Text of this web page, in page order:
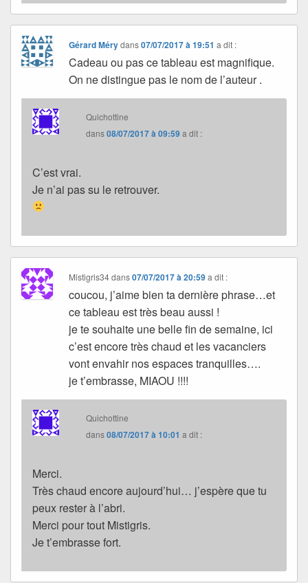
Gérard Mérydans07/07/2017 à 19:51 a dit :
Cadeau ou pas ce tableau est magnifique.
On ne distingue pas le nom de l’auteur .
Quichottine
dans08/07/2017 à 09:59a dit :
C’est vrai.
Je n’ai pas su le retrouver.
Mistigris34dans07/07/2017 à 20:59 a dit :
coucou, j’aime bien ta dernière phrase…et
ce tableau est très beau aussi !
je te souhaite une belle fin de semaine, ici
c’est encore très chaud et les vacanciers
vont envahir nos espaces tranquilles….
je t’embrasse, MIAOU !!!!
Quichottine
dans08/07/2017 à 10:01 a dit :
Merci.
Très chaud encore aujourd’hui… j’espère que tu
peux rester à l’abri.
Merci pour tout Mistigris.
Je t’embrasse fort.